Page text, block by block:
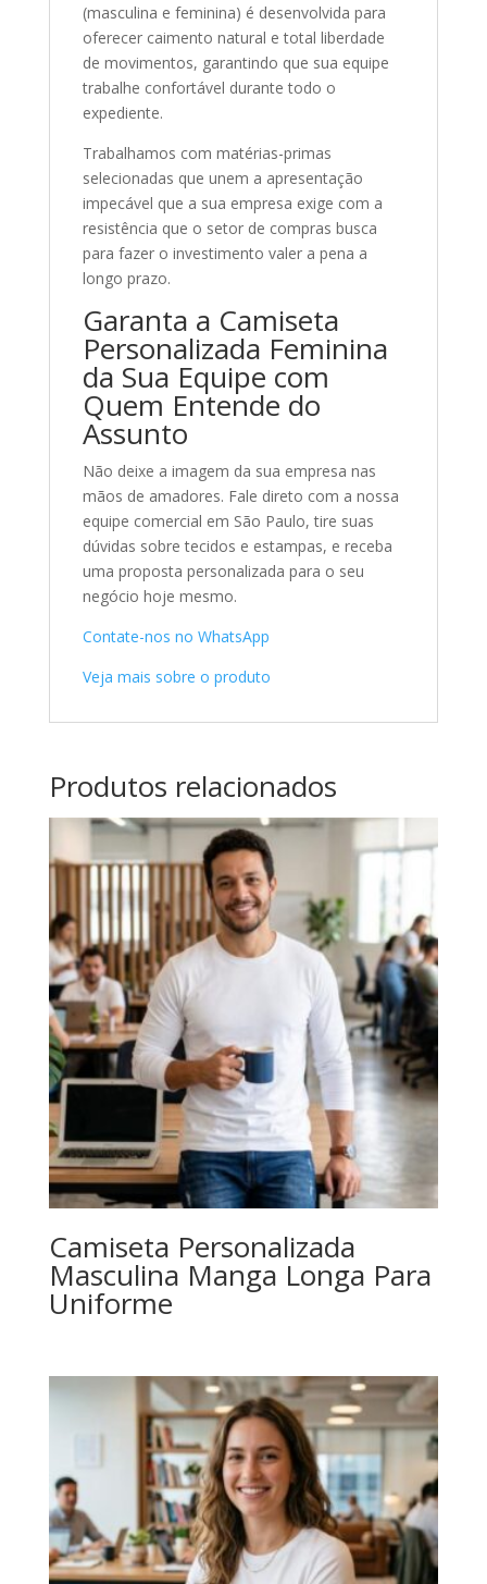
(masculina e feminina) é desenvolvida para
oferecer caimento natural e total liberdade
de movimentos, garantindo que sua equipe
trabalhe confortável durante todo o
expediente.
Trabalhamos com matérias-primas
selecionadas que unem a apresentação
impecável que a sua empresa exige com a
resistência que o setor de compras busca
para fazer o investimento valer a pena a
longo prazo.
Garanta a Camiseta
Personalizada Feminina
da Sua Equipe com
Quem Entende do
Assunto
Não deixe a imagem da sua empresa nas
mãos de amadores. Fale direto com a nossa
equipe comercial em São Paulo, tire suas
dúvidas sobre tecidos e estampas, e receba
uma proposta personalizada para o seu
negócio hoje mesmo.
Contate-nos no WhatsApp
Veja mais sobre o produto
Produtos relacionados
Camiseta Personalizada
Masculina Manga Longa Para
Uniforme